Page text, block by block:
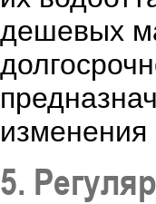
дешевых
изменения
5.